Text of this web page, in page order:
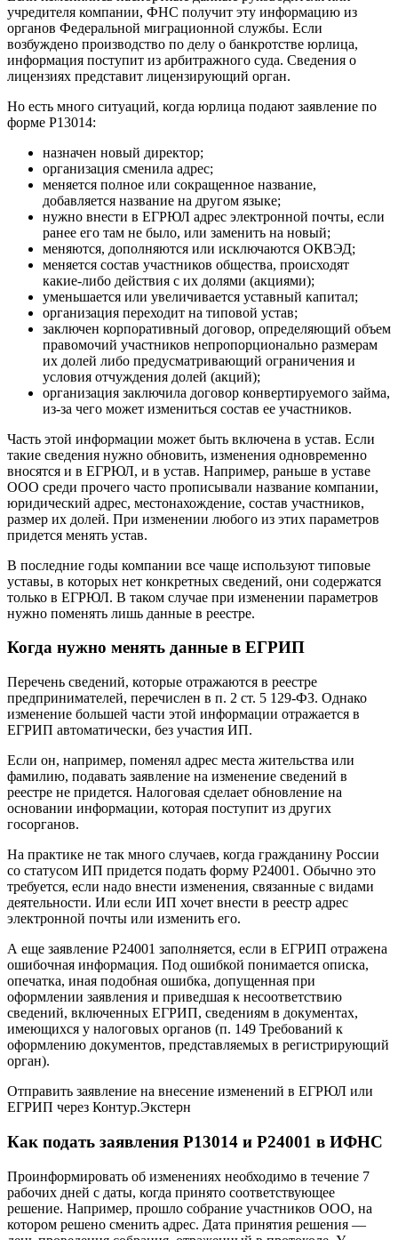
учредителя компании, ФНС получит эту информацию из
органов Федеральной миграционной службы. Если
возбуждено производство по делу о банкротстве юрлица,
информация поступит из арбитражного суда. Сведения о
лицензиях представит лицензирующий орган.
Но есть много ситуаций, когда юрлица подают заявление по
форме Р13014:
назначен новый директор;
организация сменила адрес;
меняется полное или сокращенное название,
добавляется название на другом языке;
нужно внести в ЕГРЮЛ адрес электронной почты, если
ранее его там не было, или заменить на новый;
меняются, дополняются или исключаются ОКВЭД;
меняется состав участников общества, происходят
какие-либо действия с их долями (акциями);
уменьшается или увеличивается уставный капитал;
организация переходит на типовой устав;
заключен корпоративный договор, определяющий объем
правомочий участников непропорционально размерам
их долей либо предусматривающий ограничения и
условия отчуждения долей (акций);
организация заключила договор конвертируемого займа,
из-за чего может измениться состав ее участников.
Часть этой информации может быть включена в устав. Если
такие сведения нужно обновить, изменения одновременно
вносятся и в ЕГРЮЛ, и в устав. Например, раньше в уставе
ООО среди прочего часто прописывали название компании,
юридический адрес, местонахождение, состав участников,
размер их долей. При изменении любого из этих параметров
придется менять устав.
В последние годы компании все чаще используют типовые
уставы, в которых нет конкретных сведений, они содержатся
только в ЕГРЮЛ. В таком случае при изменении параметров
нужно поменять лишь данные в реестре.
Когда нужно менять данные в ЕГРИП
Перечень сведений, которые отражаются в реестре
предпринимателей, перечислен в п. 2 ст. 5 129-ФЗ. Однако
изменение большей части этой информации отражается в
ЕГРИП автоматически, без участия ИП.
Если он, например, поменял адрес места жительства или
фамилию, подавать заявление на изменение сведений в
реестре не придется. Налоговая сделает обновление на
основании информации, которая поступит из других
госорганов.
На практике не так много случаев, когда гражданину России
со статусом ИП придется подать форму Р24001. Обычно это
требуется, если надо внести изменения, связанные с видами
деятельности. Или если ИП хочет внести в реестр адрес
электронной почты или изменить его.
А еще заявление Р24001 заполняется, если в ЕГРИП отражена
ошибочная информация. Под ошибкой понимается описка,
опечатка, иная подобная ошибка, допущенная при
оформлении заявления и приведшая к несоответствию
сведений, включенных ЕГРИП, сведениям в документах,
имеющихся у налоговых органов (п. 149 Требований к
оформлению документов, представляемых в регистрирующий
орган).
Отправить заявление на внесение изменений в ЕГРЮЛ или
ЕГРИП через Контур.Экстерн
Как подать заявления Р13014 и Р24001 в ИФНС
Проинформировать об изменениях необходимо в течение 7
рабочих дней с даты, когда принято соответствующее
решение. Например, прошло собрание участников ООО, на
котором решено сменить адрес. Дата принятия решения —